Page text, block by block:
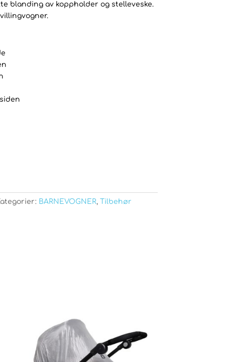
blanding av koppholder og stelleveske.
BARNEVOGNER, Tilbehør